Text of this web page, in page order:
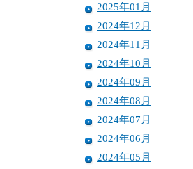
2025年01月
2024年12月
2024年11月
2024年10月
2024年09月
2024年08月
2024年07月
2024年06月
2024年05月